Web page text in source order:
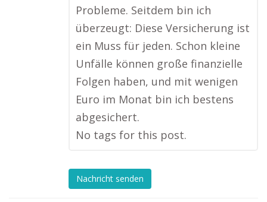
Probleme. Seitdem bin ich
überzeugt: Diese Versicherung ist
ein Muss für jeden. Schon kleine
Unfälle können große finanzielle
Folgen haben, und mit wenigen
Euro im Monat bin ich bestens
abgesichert.
No tags for this post.
Nachricht senden